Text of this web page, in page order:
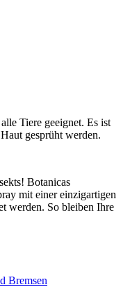
Tiere geeignet. Es ist
gesprüht werden.
Botanicas
mit einer einzigartigen
werden. So bleiben Ihre